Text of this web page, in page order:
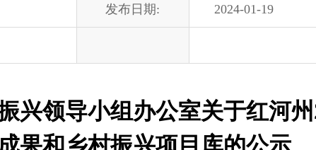
发布日期: 2024-01-19
兴领导小组办公室关于红河州
果和乡村振兴项目库的公示